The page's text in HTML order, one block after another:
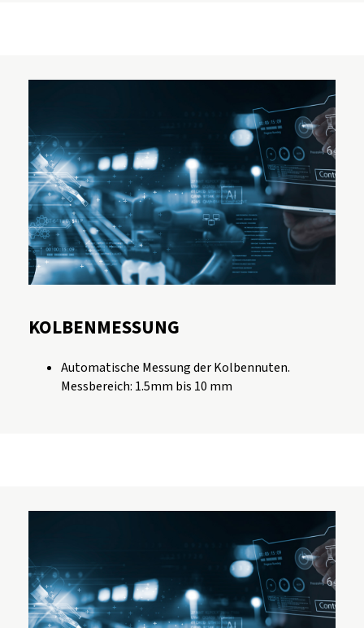
KOLBENMESSUNG
Automatische Messung der Kolbennuten.
Messbereich: 1.5mm bis 10 mm